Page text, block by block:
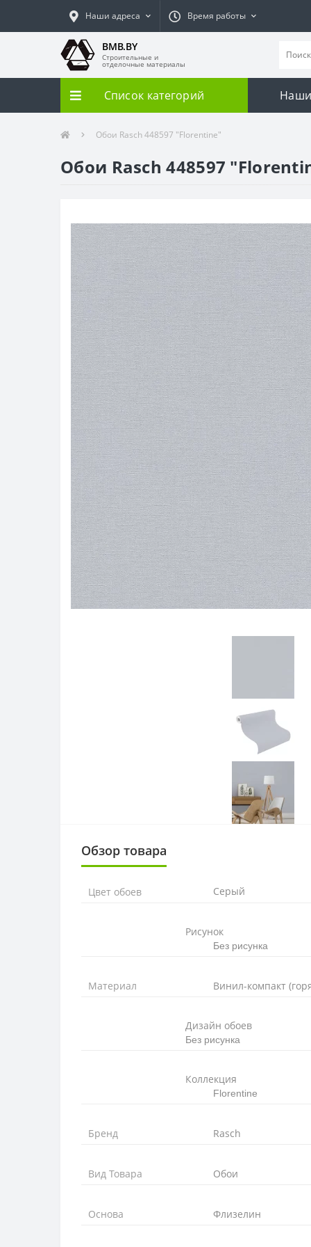
Наши адреса Время работы
BMB.BY
Строительные и
отделочные материалы
Список категорий
Обои Rasch 448597 "Florentine"
Обои Rasch 448597
Обзор товара
Цвет обоев Серый
Рисунок
Без рисунка
Материал Винил-компакт
Дизайн обоев
Без рисунка
Коллекция
Florentine
Бренд Rasch
Вид Товара Обои
Основа Флизелин